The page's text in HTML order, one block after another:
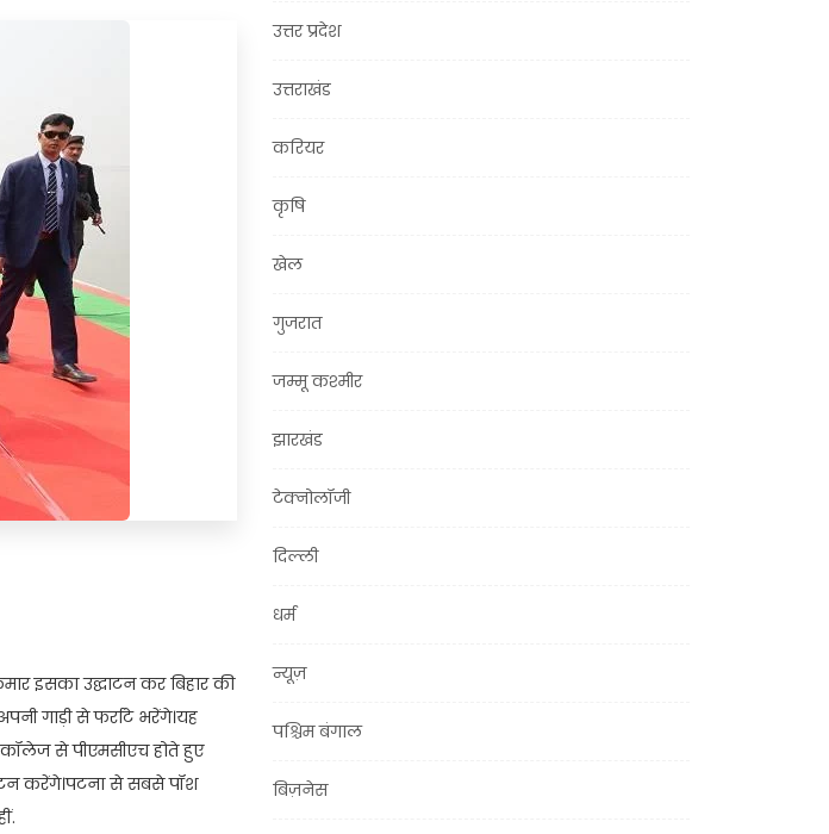
इसका उद्घाटन कर बिहार की
गाड़ी से फर्राटे भरेंगे।यह
से पीएमसीएच होते हुए
करेंगे।पटना से सबसे पॉश
उत्तर प्रदेश
उत्तराखंड
करियर
कृषि
खेल
गुजरात
जम्मू कश्मीर
झारखंड
टेक्नोलॉजी
दिल्ली
धर्म
न्यूज़
पश्चिम बंगाल
बिज़नेस